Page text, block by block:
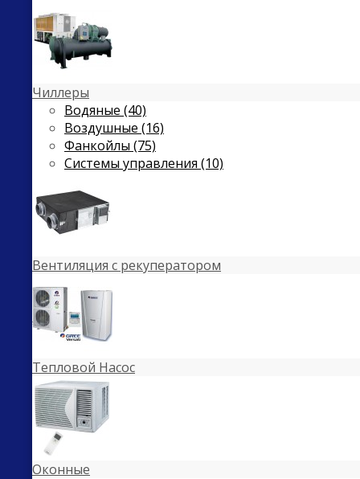
Чиллеры
Водяные (40)
Воздушные (16)
Фанкойлы (75)
Системы управления (10)
Вентиляция с рекуператором
Тепловой Насос
Оконные